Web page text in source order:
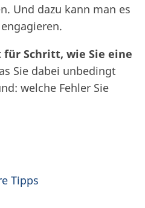
Und dazu kann man es
Schritt, wie Sie eine
Sie dabei unbedingt
welche Fehler Sie
Tipps